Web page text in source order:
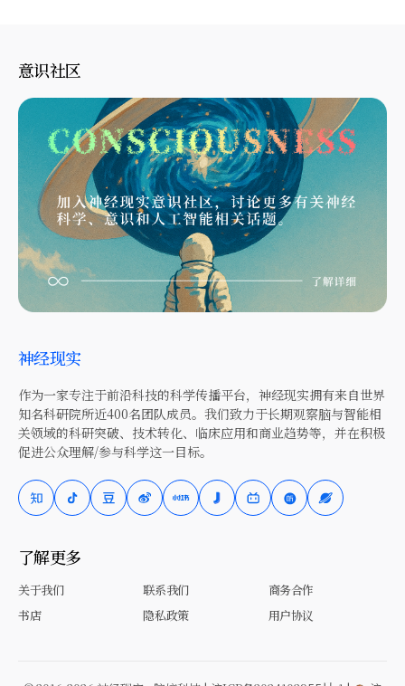
意识社区
神经现实
作为一家专注于前沿科技的科学传播平台，神经现实拥有来自世界
知名科研院所近400名团队成员。我们致力于长期观察脑与智能相
关领域的科研突破、技术转化、临床应用和商业趋势等，并在积极
促进公众理解/参与科学这一目标。
了解更多
关于我们 联系我们
商务合作
书店
隐私政策 用户协议